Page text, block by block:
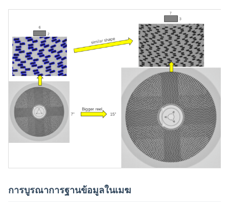
การบูรณาการฐานข้อมูลในเมฆ